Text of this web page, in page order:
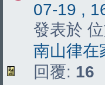
07-19 ,
發表於
南山律在
回覆: 16